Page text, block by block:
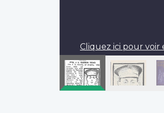
Cliquez ici pour voir